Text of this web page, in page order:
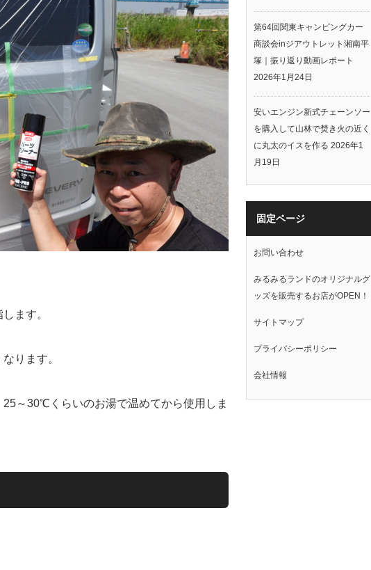
ます。
ります。
～30℃くらいのお湯で温めてから使用しま
第64回関東キャンピングカー
商談会inジアウトレット湘南平
塚｜振り返り動画レポート
2026年1月24日
安いエンジン新式チェーンソー
を購入して山林で焚き火の近く
に丸太のイスを作る 2026年1
月19日
固定ページ
お問い合わせ
みるみるランドのオリジナルグ
ッズを販売するお店がOPEN！
サイトマップ
プライバシーポリシー
会社情報